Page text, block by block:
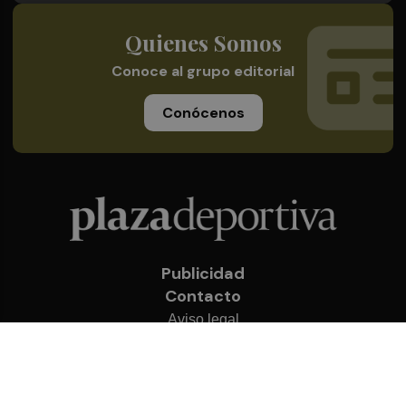
Quienes Somos
Conoce al grupo editorial
Conócenos
Publicidad
Contacto
Aviso legal